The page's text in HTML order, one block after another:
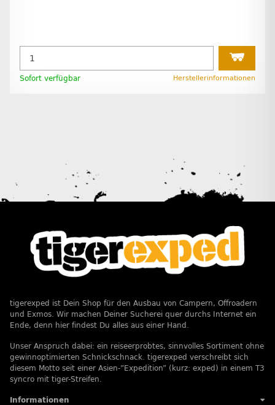
Sofort verfügbar Herstellerinformationen
tigerexped ist Dein Shop für den Ausbau von Campern, Offroadern
und Exmos. Wir machen Deiner Sucherei quer durchs Internet ein
Ende, denn hier findest Du alles aus einer Hand.
Unser Anspruch dabei: ein reiseerprobtes, sinnvolles Sortiment ohne
gewinnoptimierten Schnickschnack. tigerexped verschreibt sich
diesem Motto seit einer Asien-”Expedition” (kurz: exped) in einem T3
syncro mit tiger-Streifen.
Informationen